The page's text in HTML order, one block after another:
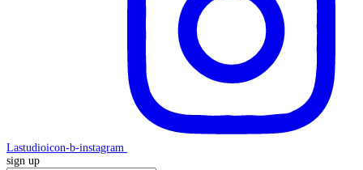
Lastudioicon-b-instagram
sign up